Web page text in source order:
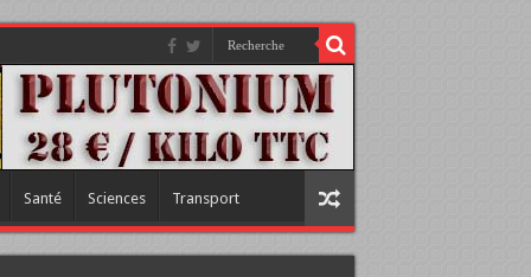
Santé Sciences Transport